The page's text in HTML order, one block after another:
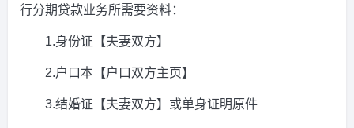
行分期贷款业务所需要资料：
1.身份证【夫妻双方】
2.户口本【户口双方主页】
3.结婚证【夫妻双方】或单身证明原件